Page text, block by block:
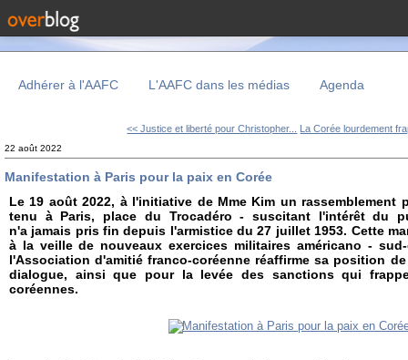
Adhérer à l'AAFC L'AAFC dans les médias Agenda
<< Justice et liberté pour Christopher... La Corée lourdement
22 août 2022
Manifestation à Paris pour la paix en Corée
Le 19 août 2022, à l'initiative de Mme Kim un rassemblement
tenu à Paris, place du Trocadéro - suscitant l'intérêt du
n'a jamais pris fin depuis l'armistice du 27 juillet 1953. Cette
à la veille de nouveaux exercices militaires américano -
l'Association d'amitié franco-coréenne réaffirme sa position
dialogue, ainsi que pour la levée des sanctions qui
coréennes.